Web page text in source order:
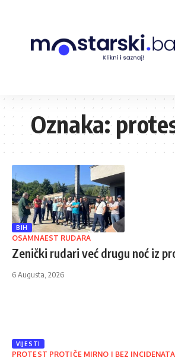
Oznaka:
BIH
OSAMNAEST RUDARA
Zenički rudari već drugu noć iz
6 Augusta, 2026
VIJESTI
PROTEST PROTIČE MIRNO I BEZ INCIDENATA